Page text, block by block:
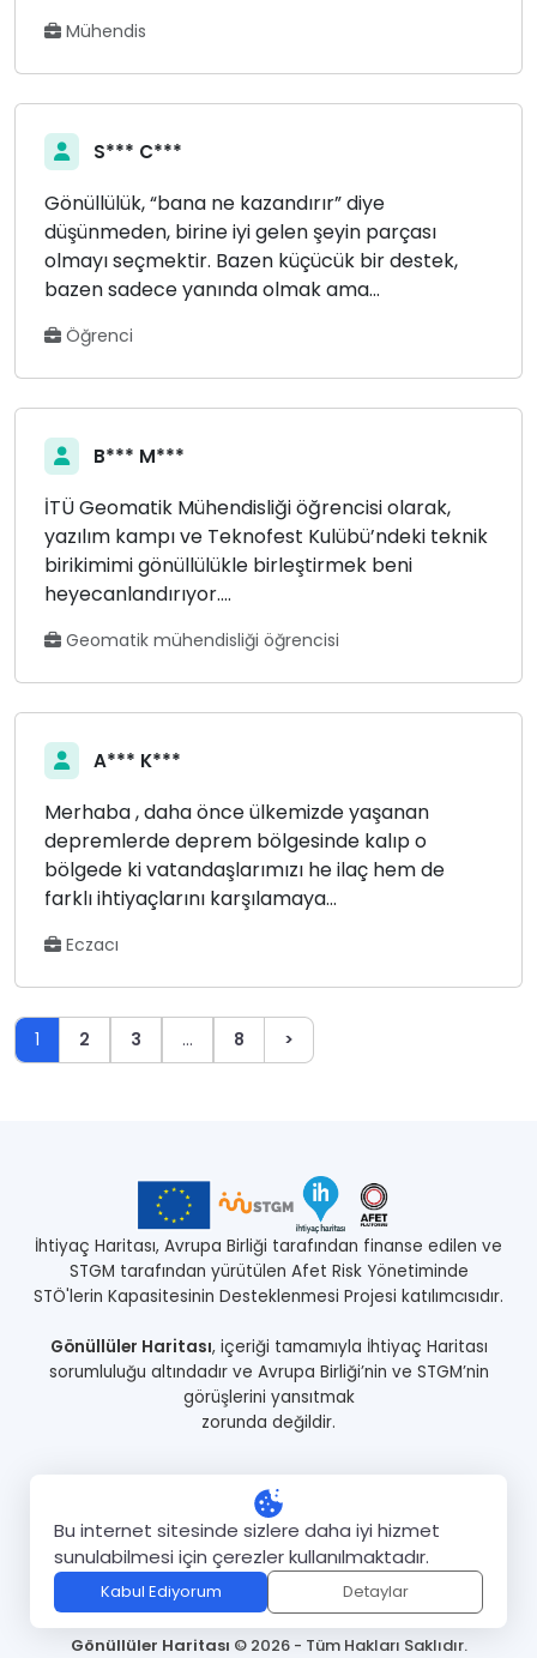
Mühendis
S*** C***
Gönüllülük, “bana ne kazandırır” diye
düşünmeden, birine iyi gelen şeyin parçası
olmayı seçmektir. Bazen küçücük bir destek,
bazen sadece yanında olmak ama...
Öğrenci
B*** M***
İTÜ Geomatik Mühendisliği öğrencisi olarak,
yazılım kampı ve Teknofest Kulübü’ndeki teknik
birikimimi gönüllülükle birleştirmek beni
heyecanlandırıyor....
Geomatik mühendisliği öğrencisi
A*** K***
Merhaba , daha önce ülkemizde yaşanan
depremlerde deprem bölgesinde kalıp o
bölgede ki vatandaşlarımızı he ilaç hem de
farklı ihtiyaçlarını karşılamaya...
Eczacı
1 2 3 … 8 >
İhtiyaç Haritası, Avrupa Birliği tarafından finanse edilen ve
STGM tarafından yürütülen Afet Risk Yönetiminde
STÖ'lerin Kapasitesinin Desteklenmesi Projesi katılımcısıdır.
Gönüllüler Haritası, içeriği tamamıyla İhtiyaç Haritası
sorumluluğu altındadır ve Avrupa Birliği’nin ve STGM’nin
görüşlerini yansıtmak
zorunda değildir.
Proje HakkındaGönüllüler
Gizlilik PolitikasıKullanım Koşulları
Gönüllüler Haritası © 2026 - Tüm Hakları Saklıdır.
Bu internet sitesinde sizlere daha iyi hizmet
sunulabilmesi için çerezler kullanılmaktadır.
Kabul Ediyorum Detaylar